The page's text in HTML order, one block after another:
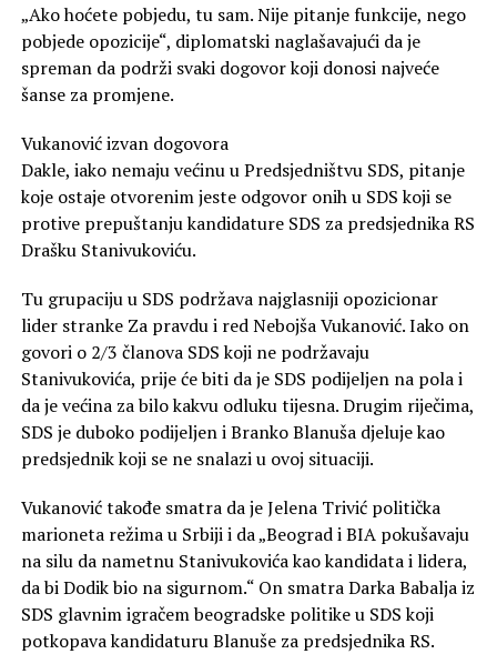
„Ako hoćete pobjedu, tu sam. Nije pitanje funkcije, nego
pobjede opozicije“, diplomatski naglašavajući da je
spreman da podrži svaki dogovor koji donosi najveće
šanse za promjene.
Vukanović izvan dogovora
Dakle, iako nemaju većinu u Predsjedništvu SDS, pitanje
koje ostaje otvorenim jeste odgovor onih u SDS koji se
protive prepuštanju kandidature SDS za predsjednika RS
Drašku Stanivukoviću.
Tu grupaciju u SDS podržava najglasniji opozicionar
lider stranke Za pravdu i red Nebojša Vukanović. Iako on
govori o 2/3 članova SDS koji ne podržavaju
Stanivukovića, prije će biti da je SDS podijeljen na pola i
da je većina za bilo kakvu odluku tijesna. Drugim riječima,
SDS je duboko podijeljen i Branko Blanuša djeluje kao
predsjednik koji se ne snalazi u ovoj situaciji.
Vukanović takođe smatra da je Jelena Trivić politička
marioneta režima u Srbiji i da „Beograd i BIA pokušavaju
na silu da nametnu Stanivukovića kao kandidata i lidera,
da bi Dodik bio na sigurnom.“ On smatra Darka Babalja iz
SDS glavnim igračem beogradske politike u SDS koji
potkopava kandidaturu Blanuše za predsjednika RS.